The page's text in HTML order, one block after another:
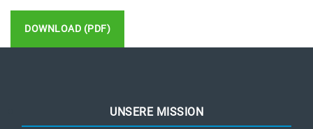
DOWNLOAD (PDF)
UNSERE MISSION